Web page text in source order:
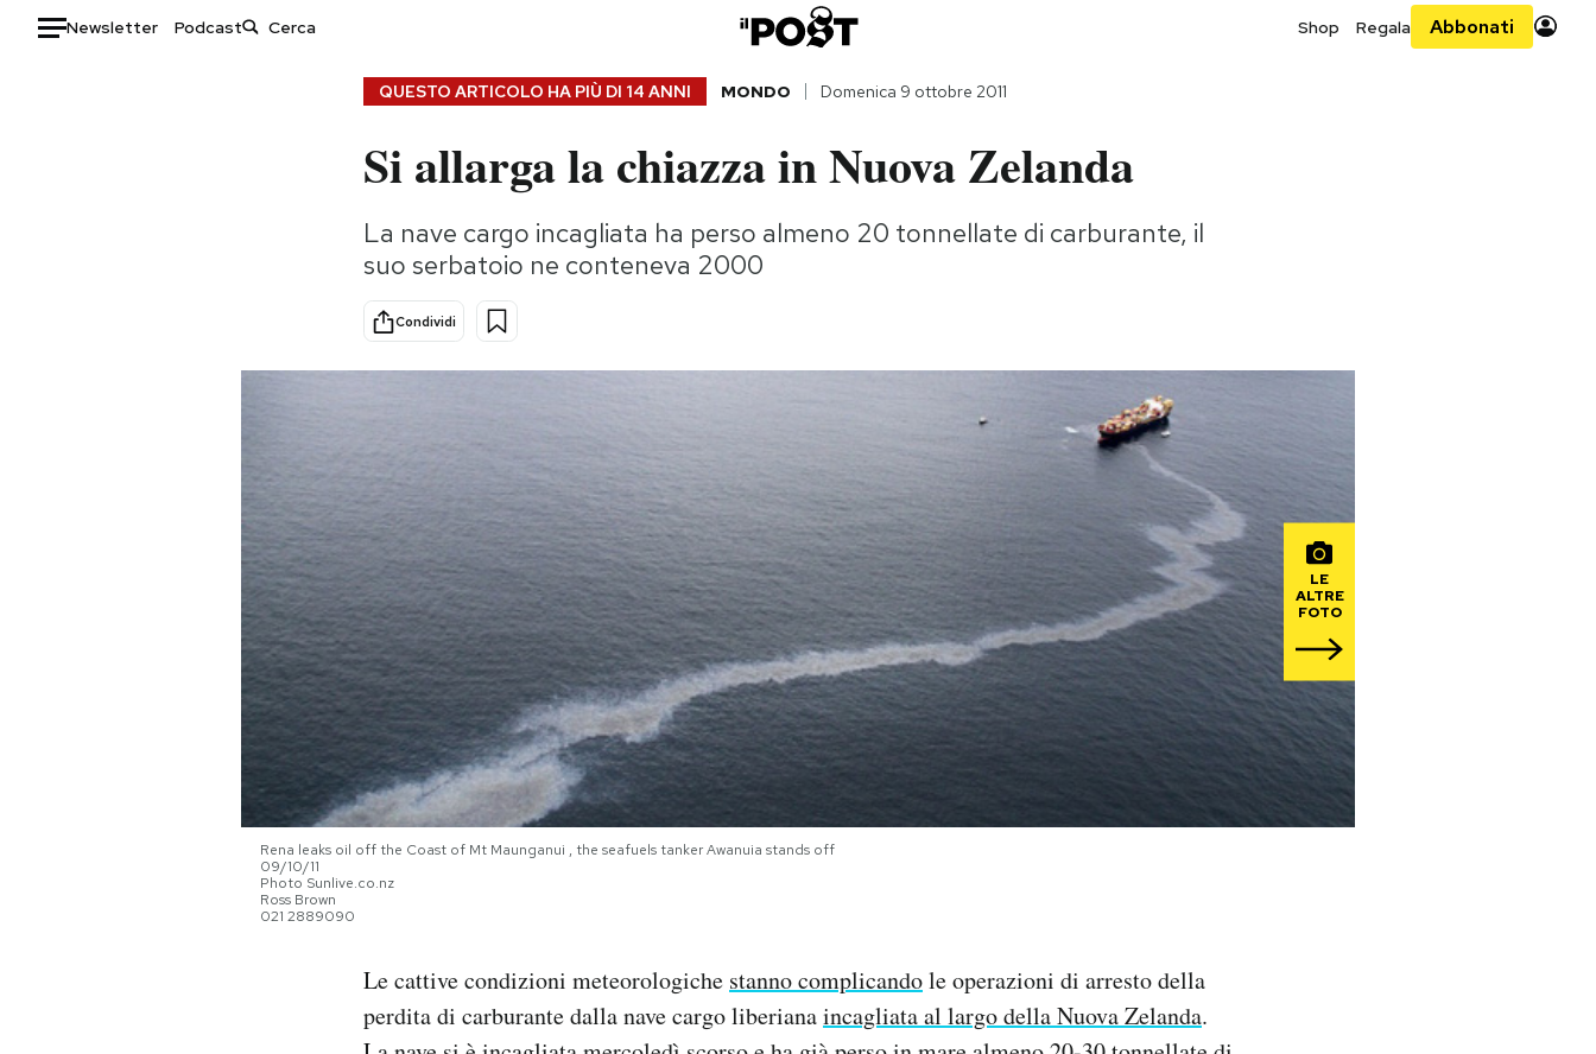
Newsletter Podcast Shop Regala Abbonati
Consumismi
Storie/Idee
Ok Boomer!
Media
Mondiali calcio 2026
QUESTO ARTICOLO HA PIÙ DI 14 ANNI MONDO Domenica 9 ottobre 2011
Si allarga la chiazza in Nuova Zelanda
La nave cargo incagliata ha perso almeno 20 tonnellate di carburante, il
suo serbatoio ne conteneva 2000
Condividi
LE
ALTRE
FOTO
Rena leaks oil off the Coast of Mt Maunganui , the seafuels tanker Awanuia stands off
09/10/11
Photo Sunlive.co.nz
Ross Brown
021 2889090
Le cattive condizioni meteorologiche stanno complicandole operazioni di arresto della
perdita di carburante dalla nave cargo liberianaincagliata al largo della Nuova Zelanda.